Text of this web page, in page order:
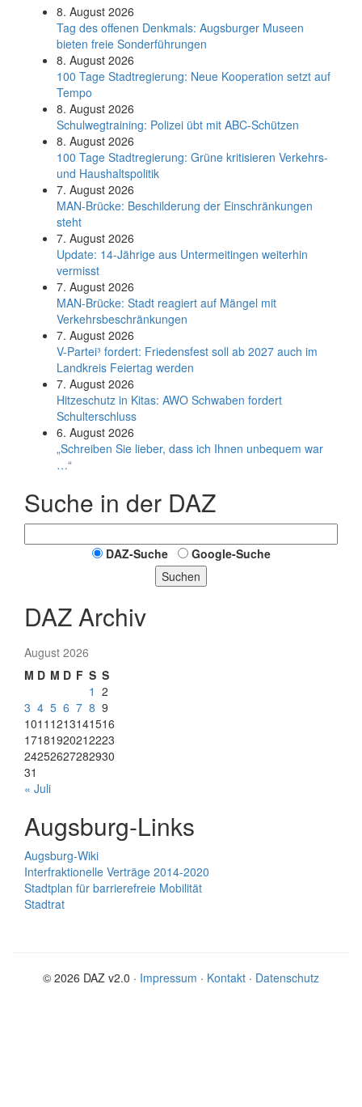
8. August 2026
Tag des offenen Denkmals: Augsburger Museen
bieten freie Sonderführungen
8. August 2026
100 Tage Stadtregierung: Neue Kooperation setzt auf
Tempo
8. August 2026
Schul­weg­trai­ning: Poli­zei übt mit ABC-Schüt­zen
8. August 2026
100 Tage Stadtregierung: Grüne kritisieren Verkehrs-
und Haushaltspolitik
7. August 2026
MAN-Brücke: Beschilderung der Einschränkungen
steht
7. August 2026
Update: 14-Jährige aus Untermeitingen weiterhin
vermisst
7. August 2026
MAN-Brücke: Stadt reagiert auf Mängel mit
Verkehrsbeschränkungen
7. August 2026
V-Partei­³ fordert: Friedens­fest soll ab 2027 auch im
Land­kreis Feier­tag werden
7. August 2026
Hitzeschutz in Kitas: AWO Schwaben fordert
Schulterschluss
6. August 2026
„Schreiben Sie lieber, dass ich Ihnen unbequem war
…“
Suche in der DAZ
DAZ-Suche
Google-Suche
Suchen
DAZ Archiv
August 2026
M D M D F S S
1 2
3 4 5 6 7 8 9
1011 1213141516
17181920212223
24252627282930
31
« Juli
Augsburg-Links
Augsburg-Wiki
Interfraktionelle Verträge 2014-2020
Stadtplan für barrierefreie Mobilität
Stadtrat
© 2026 DAZ v2.0 · Impressum · Kontakt · Datenschutz